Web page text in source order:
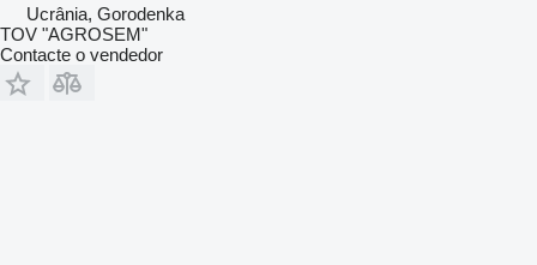
Ucrânia, Gorodenka
TOV "AGROSEM"
Contacte o vendedor